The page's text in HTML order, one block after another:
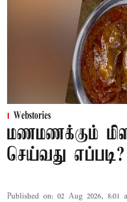
Webstories
மணமணக்கும்
செய்வது எப்படி?
Published on: 02 Aug 2026, 8:01